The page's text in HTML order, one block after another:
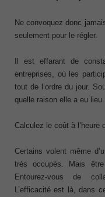
Ne convoquez donc
seulement pour le régler.
Il est effarant de
entreprises, où les
tout de l’ordre du jour.
quelle raison elle a eu lieu.
Calculez le coût à l’heure
Certains volent même
très occupés. Mais
Entourez-vous de
L’efficacité est là, dans